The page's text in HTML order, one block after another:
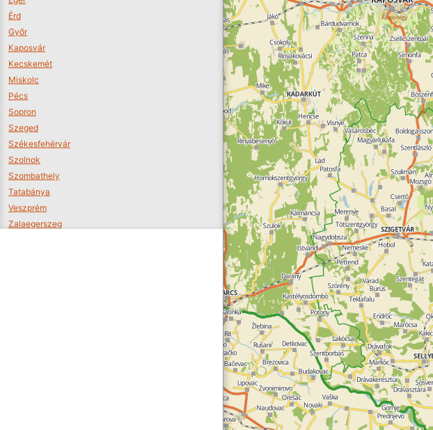
Érd
Győr
Kaposvár
Kecskemét
Miskolc
Pécs
Sopron
Szeged
Székesfehérvár
Szolnok
Szombathely
Tatabánya
Veszprém
Zalaegerszeg